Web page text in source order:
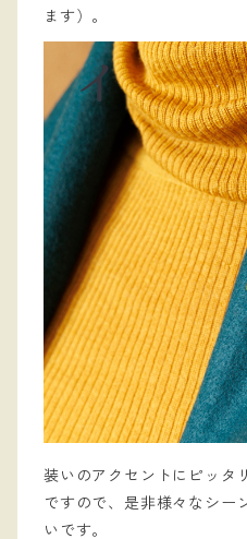
ます）。
装いのアクセントにピッタ
ですので、是非様々なシー
いです。